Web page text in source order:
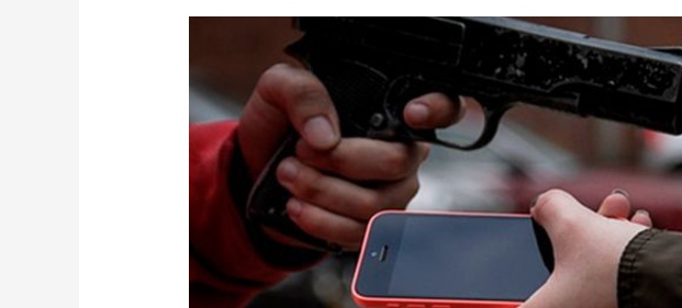
de
roubos,
com
dia;
63%